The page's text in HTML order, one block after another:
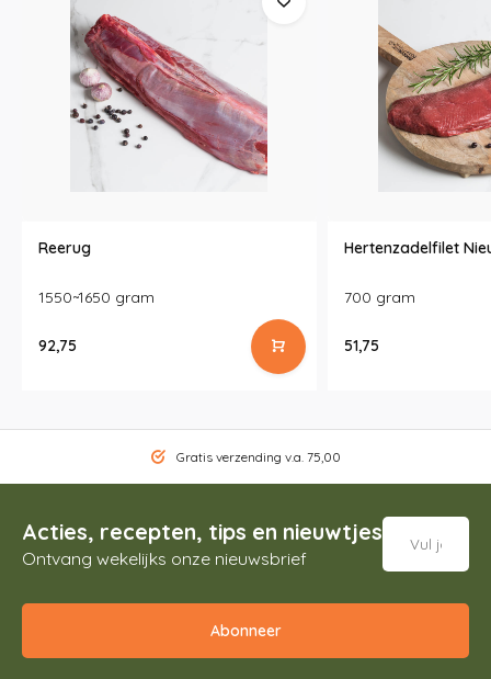
Reerug
1550~1650 gram
92,75
Hertenzadelfilet
700 gram
51,75
Gratis verzending v.a. 75,00
Acties, recepten, tips en nieuwtjes
Ontvang wekelijks onze nieuwsbrief
Abonneer